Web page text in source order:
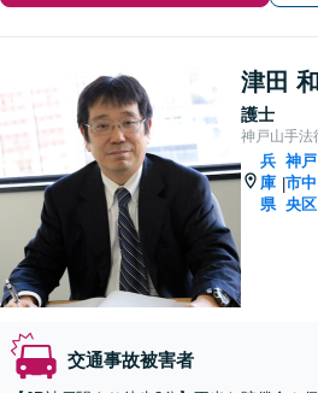
津田
護士
神戸山手法
兵
庫
県
|
神戸
市中
央区
交通事故被害者